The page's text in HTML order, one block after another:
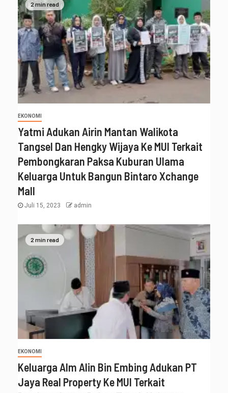
2 min read
EKONOMI
Yatmi Adukan Airin Mantan Walikota
Tangsel Dan Hengky Wijaya Ke MUI Terkait
Pembongkaran Paksa Kuburan Ulama
Keluarga Untuk Bangun Bintaro Xchange
Mall
Juli 15, 2023 admin
2 min read
EKONOMI
Keluarga Alm Alin Bin Embing Adukan PT
Jaya Real Property Ke MUI Terkait